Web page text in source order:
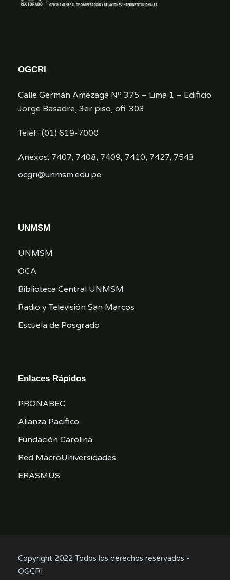
OGCRI
Calle Germán Amézaga Nº 375 – Lima 1 – Edificio
Jorge Basadre, 3er piso, ofi. 303
Teléf.: (01) 619-7000
Anexos: 7407, 7408, 7409, 7410, 7427, 7543
ocgri@unmsm.edu.pe
UNMSM
UNMSM
OCA
Biblioteca Central UNMSM
Radio y Televisión San Marcos
Escuela de Posgrado
Enlaces Rápidos
PRONABEC
Alianza Pacífico
Fundación Carolina
Red MacroUniversidades
ERASMUS
Copyright 2022 Todos los derechos reservados -
OGCRI